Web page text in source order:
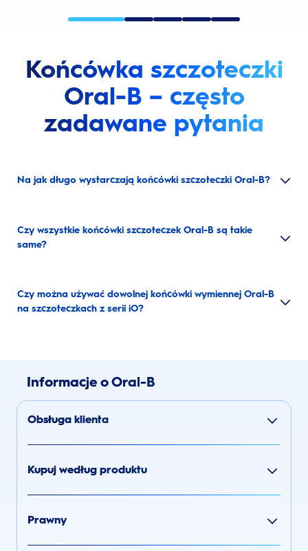
Końcówka szczoteczki
Oral-B – często
zadawane pytania
Na jak długo wystarczają końcówki szczoteczki Oral-B?
Czy wszystkie końcówki szczoteczek Oral-B są takie
same?
Czy można używać dowolnej końcówki wymiennej Oral-B
na szczoteczkach z serii iO?
Informacje o Oral-B
Obsługa klienta
Kupuj według produktu
Prawny